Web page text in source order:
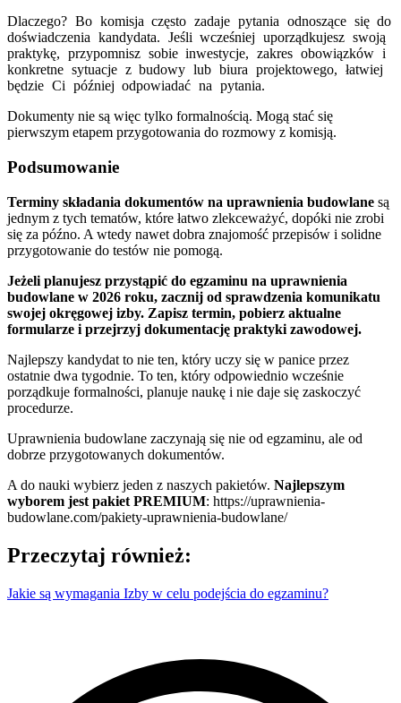
Dlaczego? Bo komisja często zadaje pytania odnoszące się do
doświadczenia kandydata. Jeśli wcześniej uporządkujesz swoją
praktykę, przypomnisz sobie inwestycje, zakres obowiązków i
konkretne sytuacje z budowy lub biura projektowego, łatwiej
będzie Ci później odpowiadać na pytania.
Dokumenty nie są więc tylko formalnością. Mogą stać się
pierwszym etapem przygotowania do rozmowy z komisją.
Podsumowanie
Terminy składania dokumentów na uprawnienia budowlane są
jednym z tych tematów, które łatwo zlekceważyć, dopóki nie zrobi
się za późno. A wtedy nawet dobra znajomość przepisów i solidne
przygotowanie do testów nie pomogą.
Jeżeli planujesz przystąpić do egzaminu na uprawnienia
budowlane w 2026 roku, zacznij od sprawdzenia komunikatu
swojej okręgowej izby. Zapisz termin, pobierz aktualne
formularze i przejrzyj dokumentację praktyki zawodowej.
Najlepszy kandydat to nie ten, który uczy się w panice przez
ostatnie dwa tygodnie. To ten, który odpowiednio wcześnie
porządkuje formalności, planuje naukę i nie daje się zaskoczyć
procedurze.
Uprawnienia budowlane zaczynają się nie od egzaminu, ale od
dobrze przygotowanych dokumentów.
A do nauki wybierz jeden z naszych pakietów. Najlepszym
wyborem jest pakiet PREMIUM: https://uprawnienia-
budowlane.com/pakiety-uprawnienia-budowlane/
Przeczytaj również:
Jakie są wymagania Izby w celu podejścia do egzaminu?